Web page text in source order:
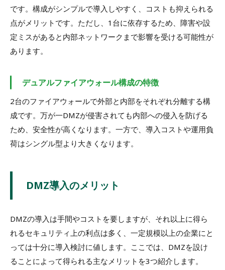
です。構成がシンプルで導入しやすく、コストも抑えられる
点がメリットです。ただし、1台に依存するため、障害や設
定ミスがあると内部ネットワークまで影響を受ける可能性が
あります。
デュアルファイアウォール構成の特徴
2台のファイアウォールで外部と内部をそれぞれ分離する構
成です。万が一DMZが侵害されても内部への侵入を防げる
ため、安全性が高くなります。一方で、導入コストや運用負
荷はシングル型より大きくなります。
DMZ導入のメリット
DMZの導入は手間やコストを要しますが、それ以上に得ら
れるセキュリティ上の利点は多く、一定規模以上の企業にと
っては十分に導入検討に値します。ここでは、DMZを設け
ることによって得られる主なメリットを3つ紹介します。